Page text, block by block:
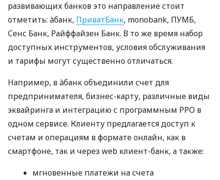
развивающих банков это направление стоит
отметить: àбанк, ПриватБанк, monobank, ПУМБ,
Сенс Банк, Райффайзен Банк. В то же время набор
доступных инструментов, условия обслуживания
и тарифы могут существенно отличаться.
Например, в àбанк объединили счет для
предпринимателя, бизнес-карту, различные виды
эквайринга и интеграцию с программным РРО в
одном сервисе. Клиенту предлагается доступ к
счетам и операциям в формате онлайн, как в
смартфоне, так и через web клиент-банк, а также:
мгновенные платежи на счета